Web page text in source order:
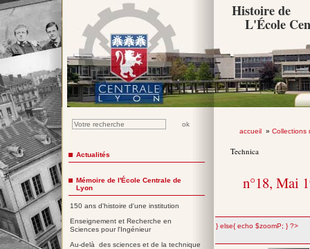
Histoire de
L'École
accueil» Collections
Technica
n°18, Mai
";} else{ echo $zoomP; } ?>
Actualités
Mémoire de l'École Centrale de
Lyon
150 ans d'histoire d'une institution
Enseignement et Recherche en
Sciences pour l'Ingénieur
Au-delà des sciences et de la technique